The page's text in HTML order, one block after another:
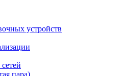
устройств
пара)